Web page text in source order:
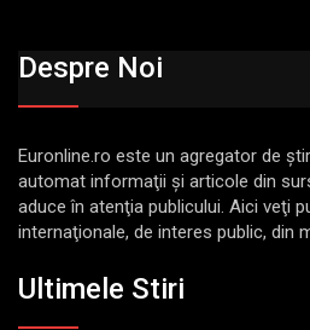
Despre Noi
Euronline.ro este un agregator de
automat informaţii şi articole din
aduce în atenţia publicului. Aici veţi
internaţionale, de interes public, din
Ultimele Stiri